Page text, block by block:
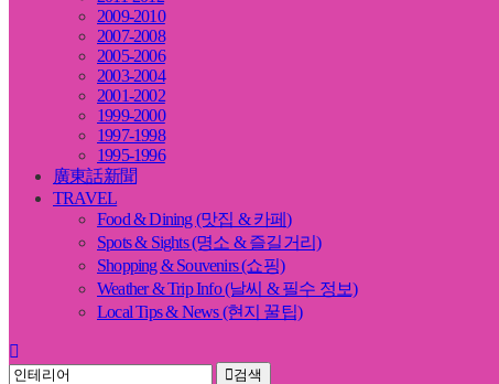
2009-2010
2007-2008
2005-2006
2003-2004
2001-2002
1999-2000
1997-1998
1995-1996
廣東話新聞
TRAVEL
Food & Dining (맛집 & 카페)
Spots & Sights (명소 & 즐길거리)
Shopping & Souvenirs (쇼핑)
Weather & Trip Info (날씨 & 필수 정보)
Local Tips & News (현지 꿀팁)
검색